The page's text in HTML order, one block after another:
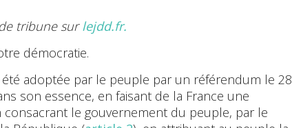
tribune sur lejdd.fr.
démocratie.
adoptée par le peuple par un référendum le 28
son essence, en faisant de la France une
consacrant le gouvernement du peuple, par le